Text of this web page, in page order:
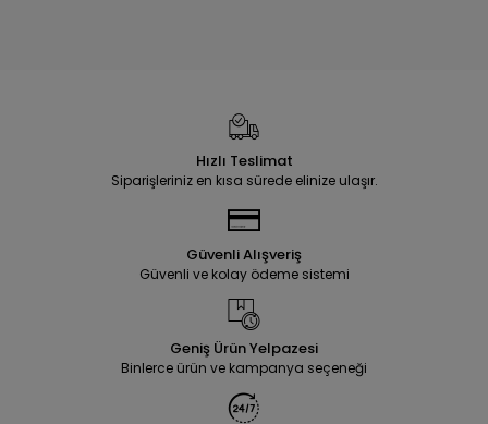
Hızlı Teslimat
Siparişleriniz en kısa sürede elinize ulaşır.
Güvenli Alışveriş
Güvenli ve kolay ödeme sistemi
Geniş Ürün Yelpazesi
Binlerce ürün ve kampanya seçeneği